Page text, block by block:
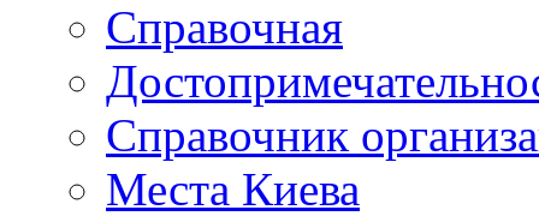
Справочная
Справочник
Места Киева